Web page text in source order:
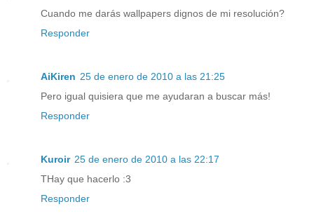
Cuando me darás wallpapers dignos de mi resolución?
Responder
AiKiren 25 de enero de 2010 a las 21:25
Pero igual quisiera que me ayudaran a buscar más!
Responder
Kuroir 25 de enero de 2010 a las 22:17
THay que hacerlo :3
Responder